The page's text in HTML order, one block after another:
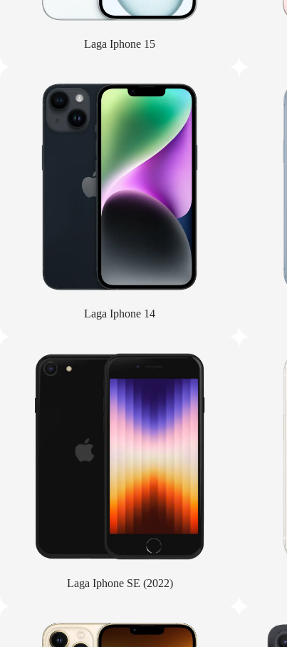
Laga Iphone 15
Laga Iphone 14
Laga Iphone SE (2022)